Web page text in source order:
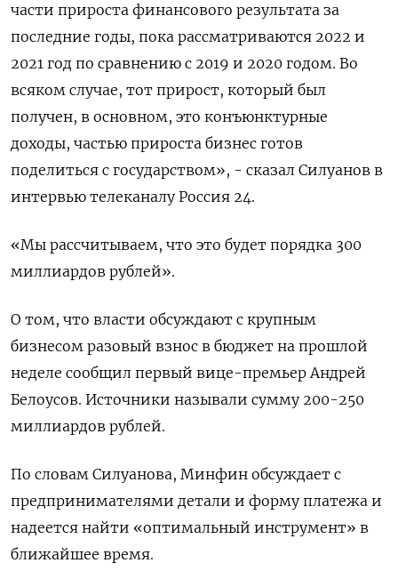
части прироста финансового результата за
последние годы, пока рассматриваются 2022 и
2021 год по сравнению с 2019 и 2020 годом. Во
всяком случае, тот прирост, который был
получен, в основном, это конъюнктурные
доходы, частью прироста бизнес готов
поделиться с государством», - сказал Силуанов в
интервью телеканалу Россия 24.
«Мы рассчитываем, что это будет порядка 300
миллиардов рублей».
О том, что власти обсуждают с крупным
бизнесом разовый взнос в бюджет на прошлой
неделе сообщил первый вице-премьер Андрей
Белоусов. Источники называли сумму 200-250
миллиардов рублей.
По словам Силуанова, Минфин обсуждает с
предпринимателями детали и форму платежа и
надеется найти «оптимальный инструмент» в
ближайшее время.